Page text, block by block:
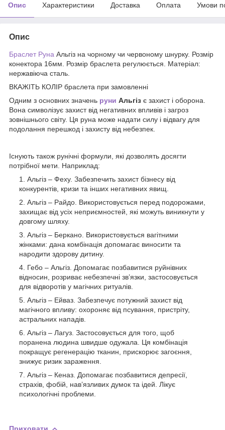
Опис Характеристики Доставка Оплата Умови
Опис
Браслет Руна Альгіз на чорному чи червоному шнурку. Розмір
конектора 16мм. Розмір браслета регулюється. Матеріал:
нержавіюча сталь.
ВКАЖІТЬ КОЛІР браслета при замовленні
Одним з основних значень руни Альгіз є захист і оборона.
Вона символізує захист від негативних впливів і загроз
зовнішнього світу. Ця руна може надати силу і відвагу для
подолання перешкод і захисту від небезпек.
Існують також рунічні формули, які дозволять досягти
потрібної мети. Наприклад:
Альгіз – Феху. Забезпечить захист бізнесу від
конкурентів, кризи та інших негативних явищ.
Альгіз – Райдо. Використовується перед подорожами,
захищає від усіх неприємностей, які можуть виникнути у
довгому шляху.
Альгіз – Беркано. Використовується вагітними
жінками: дана комбінація допомагає виносити та
народити здорову дитину.
Гебо – Альгіз. Допомагає позбавитися руйнівних
відносин, розриває небезпечні зв’язки, застосовується
для відворотів у магічних ритуалів.
Альгіз – Ейваз. Забезпечує потужний захист від
магічного впливу: охороняє від псування, пристріту,
астральних нападів.
Альгіз – Лагуз. Застосовується для того, щоб
поранена людина швидше одужала. Ця комбінація
покращує регенерацію тканин, прискорює загоєння,
знижує ризик зараження.
Альгіз – Кеназ. Допомагає позбавитися депресії,
страхів, фобій, нав’язливих думок та ідей. Лікує
психологічні проблеми.
Приховати